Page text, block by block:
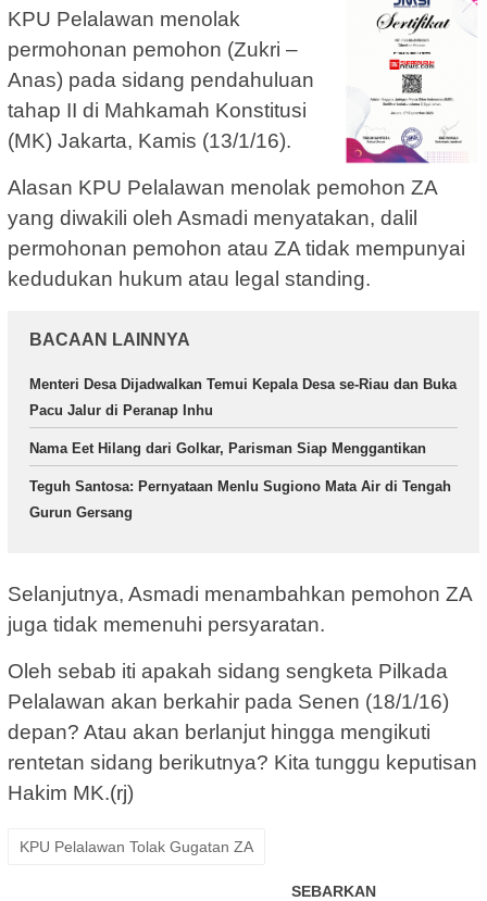
KPU Pelalawan menolak
permohonan pemohon (Zukri –
Anas) pada sidang pendahuluan
tahap II di Mahkamah Konstitusi
(MK) Jakarta, Kamis (13/1/16).
Alasan KPU Pelalawan menolak pemohon ZA
yang diwakili oleh Asmadi menyatakan, dalil
permohonan pemohon atau ZA tidak mempunyai
kedudukan hukum atau legal standing.
BACAAN LAINNYA
Menteri Desa Dijadwalkan Temui Kepala Desa se-Riau dan Buka
Pacu Jalur di Peranap Inhu
Nama Eet Hilang dari Golkar, Parisman Siap Menggantikan
Teguh Santosa: Pernyataan Menlu Sugiono Mata Air di Tengah
Gurun Gersang
Selanjutnya, Asmadi menambahkan pemohon ZA
juga tidak memenuhi persyaratan.
Oleh sebab iti apakah sidang sengketa Pilkada
Pelalawan akan berkahir pada Senen (18/1/16)
depan? Atau akan berlanjut hingga mengikuti
rentetan sidang berikutnya? Kita tunggu keputisan
Hakim MK.(rj)
KPU Pelalawan Tolak Gugatan ZA
SEBARKAN